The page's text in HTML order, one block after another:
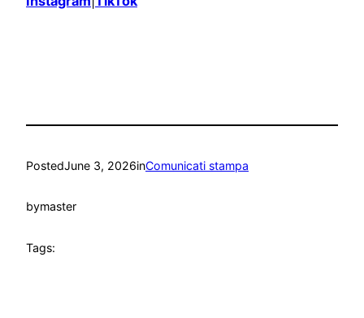
PostedJune 3, 2026inComunicati stampa
bymaster
Tags: